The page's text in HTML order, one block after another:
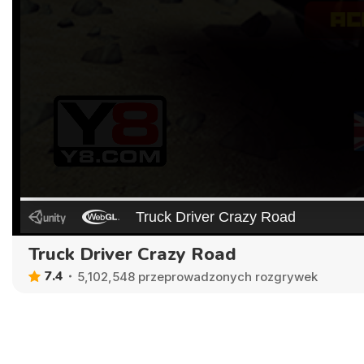
Truck Driver Crazy Road
7.4 5,102,548 przeprowadzonych rozgrywek